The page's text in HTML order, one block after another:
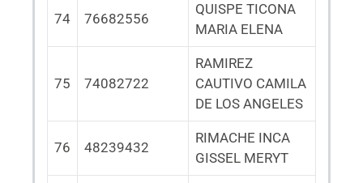
74 76682556
QUISPE TICONA
MARIA ELENA
75 74082722
RAMIREZ
CAUTIVO CAMILA
DE LOS ANGELES
76 48239432
RIMACHE INCA
GISSEL MERYT